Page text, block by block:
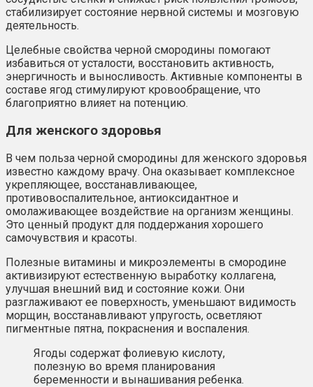
стабилизирует состояние нервной системы и мозговую
деятельность.
Целебные свойства черной смородины помогают
избавиться от усталости, восстановить активность,
энергичность и выносливость. Активные компоненты в
составе ягод стимулируют кровообращение, что
благоприятно влияет на потенцию.
Для женского здоровья
В чем польза черной смородины для женского здоровья
известно каждому врачу. Она оказывает комплексное
укрепляющее, восстанавливающее,
противовоспалительное, антиоксидантное и
омолаживающее воздействие на организм женщины.
Это ценный продукт для поддержания хорошего
самочувствия и красоты.
Полезные витамины и микроэлементы в смородине
активизируют естественную выработку коллагена,
улучшая внешний вид и состояние кожи. Они
разглаживают ее поверхность, уменьшают видимость
морщин, восстанавливают упругость, осветляют
пигментные пятна, покраснения и воспаления.
Ягоды содержат фолиевую кислоту,
полезную во время планирования
беременности и вынашивания ребенка.